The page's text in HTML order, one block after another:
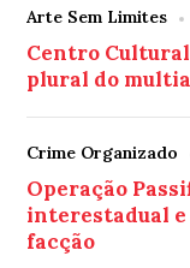
Arte Sem Limites
Centro
plural do
Crime Organizado
Operação
interestadual
facção